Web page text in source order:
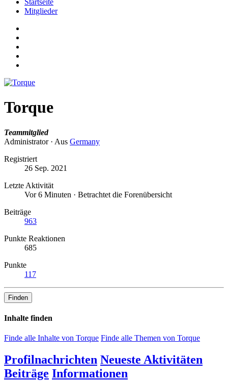
Mitglieder
Torque
Teammitglied
Administrator · Aus Germany
Registriert
26 Sep. 2021
Letzte Aktivität
Vor 6 Minuten · Betrachtet die Forenübersicht
Beiträge
963
Punkte Reaktionen
685
Punkte
117
Finden
Inhalte finden
Finde alle Inhalte von Torque Finde alle Themen von Torque
Profilnachrichten Neueste Aktivitäten
Beiträge Informationen